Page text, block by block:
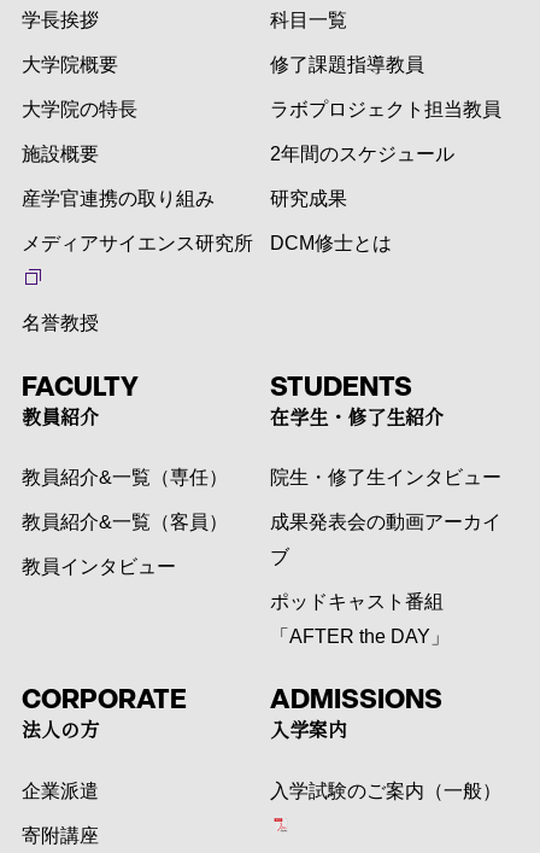
学長挨拶
大学院概要
大学院の特長
施設概要
産学官連携の取り組み
メディアサイエンス研究所
名誉教授
科目一覧
修了課題指導教員
ラボプロジェクト担当教員
2年間のスケジュール
研究成果
DCM修士とは
FACULTY
教員紹介
教員紹介&一覧（専任）
教員紹介&一覧（客員）
教員インタビュー
STUDENTS
在学生・修了生紹介
院生・修了生インタビュー
成果発表会の動画アーカイ
ブ
ポッドキャスト番組
「AFTER the DAY」
CORPORATE
法人の方
企業派遣
寄附講座
ADMISSIONS
入学案内
入学試験のご案内（一般）